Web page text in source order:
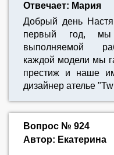
Отвечает: Мария
Добрый день
первый год, мы
выполняемой
каждой модели мы
престиж и наше
дизайнер ателье
Вопрос № 924
Автор: Екатерина